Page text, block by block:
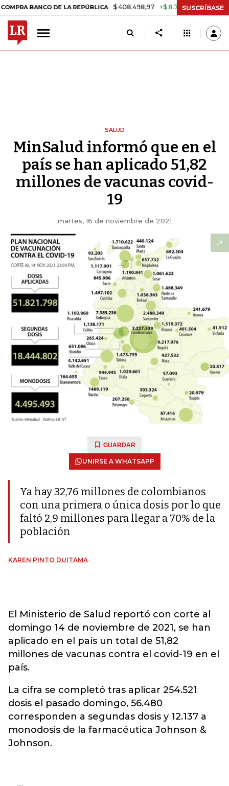
DE LA REPÚBLICA $ 408.498,97 +$ 8.753,81 +2,19% TASA
SUSCRÍBASE
SALUD
MinSalud informó que en el
país se han aplicado 51,82
millones de vacunas covid-
19
martes, 16 de noviembre de 2021
GUARDAR
UNIRSE A WHATSAPP
Ya hay 32,76 millones de colombianos
con una primera o única dosis por lo que
faltó 2,9 millones para llegar a 70% de la
población
KAREN PINTO DUITAMA
El Ministerio de Salud reportó con corte al
domingo 14 de noviembre de 2021, se han
aplicado en el país un total de 51,82
millones de vacunas contra el covid-19 en el
país.
La cifra se completó tras aplicar 254.521
dosis el pasado domingo, 56.480
corresponden a segundas dosis y 12.137 a
monodosis de la farmacéutica Johnson &
Johnson.